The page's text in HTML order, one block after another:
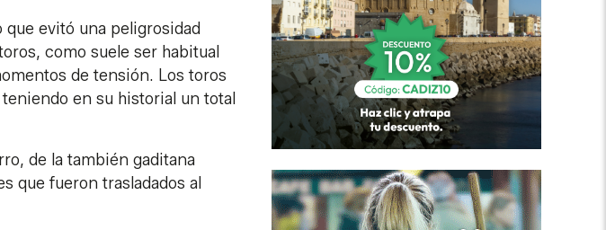
evitó una peligrosidad
como suele ser habitual
de tensión. Los toros
en su historial un total
de la también gaditana
que fueron trasladados al